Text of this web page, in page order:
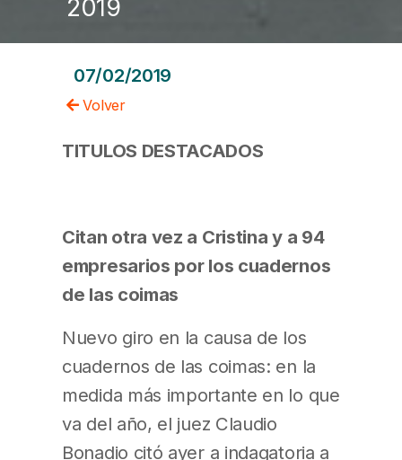
2019
07/02/2019
Volver
TITULOS DESTACADOS
Citan otra vez a Cristina y a 94
empresarios por los cuadernos
de las coimas
Nuevo giro en la causa de los
cuadernos de las coimas: en la
medida más importante en lo que
va del año, el juez Claudio
Bonadio citó ayer a indagatoria a